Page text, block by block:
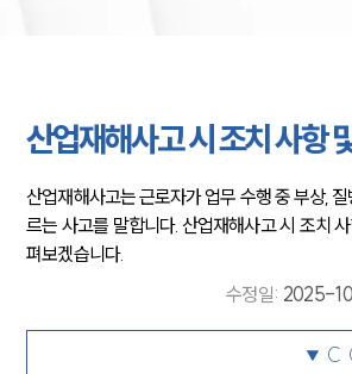
산업재해사고 시 조치 사항
산업재해사고는 근로자가 업무 수행 중 부상, 질
르는 사고를 말합니다. 산업재해사고 시 조치
펴보겠습니다.
수정일: 2025-